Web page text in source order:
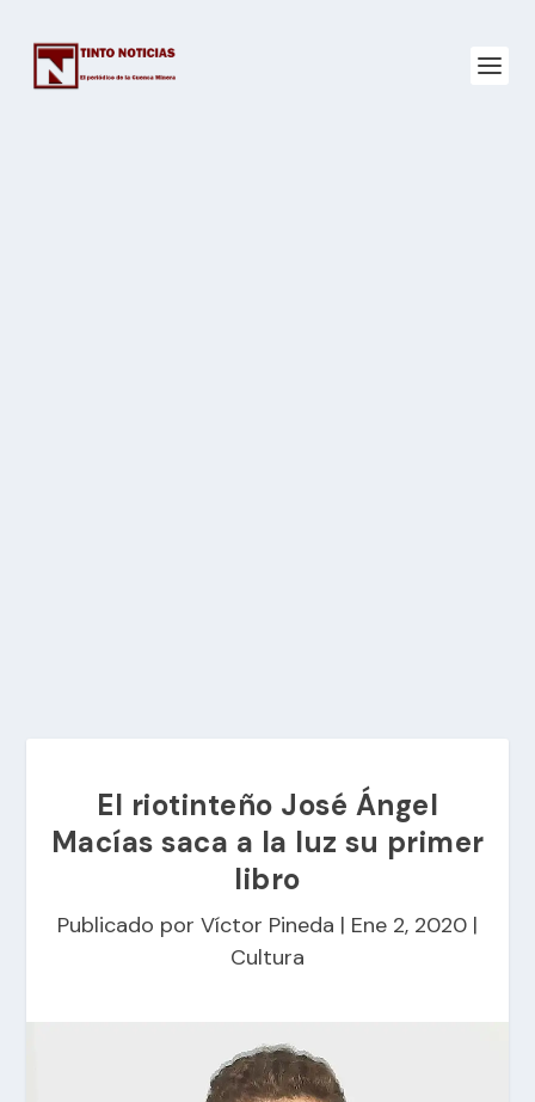
El riotinteño José Ángel
Macías saca a la luz su primer
libro
Publicado por Víctor Pineda | Ene 2, 2020 |
Cultura